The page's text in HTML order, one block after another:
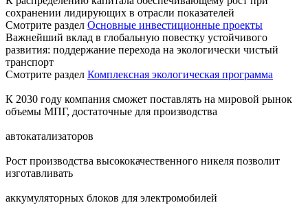
сохранении лидирующих в отрасли показателей
Смотрите раздел Основные инвестиционные проекты
Важнейший вклад в глобальную повестку устойчивого
развития: поддержание перехода на экологически чистый
транспорт
Смотрите раздел Комплексная экологическая программа
К 2030 году компания сможет поставлять на мировой рынок
объемы МПГ, достаточные для производства
автокатализаторов
Рост производства высококачественного никеля позволит
изготавливать
аккумуляторных блоков для электромобилей